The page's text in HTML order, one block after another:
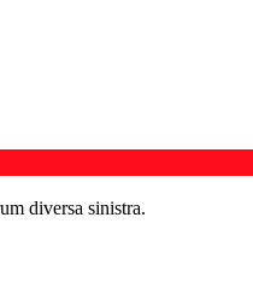
diversa sinistra.